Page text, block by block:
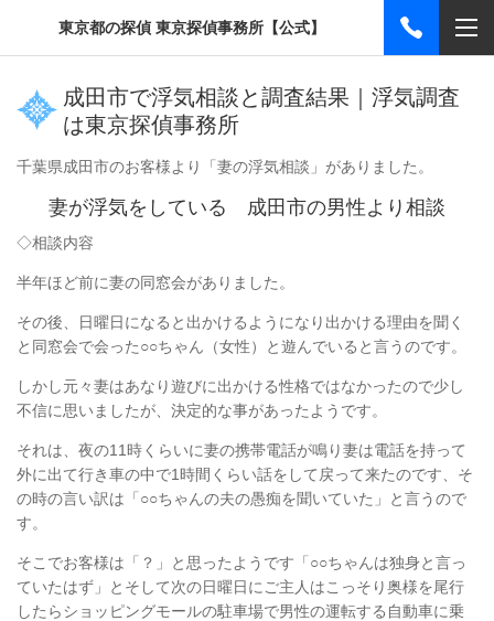
東京都の探偵 東京探偵事務所【公式】
成田市で浮気相談と調査結果｜浮気調査
は東京探偵事務所
千葉県成田市のお客様より「妻の浮気相談」がありました。
妻が浮気をしている 成田市の男性より相談
◇相談内容
半年ほど前に妻の同窓会がありました。
その後、日曜日になると出かけるようになり出かける理由を聞く
と同窓会で会った○○ちゃん（女性）と遊んでいると言うのです。
しかし元々妻はあなり遊びに出かける性格ではなかったので少し
不信に思いましたが、決定的な事があったようです。
それは、夜の11時くらいに妻の携帯電話が鳴り妻は電話を持って
外に出て行き車の中で1時間くらい話をして戻って来たのです、そ
の時の言い訳は「○○ちゃんの夫の愚痴を聞いていた」と言うので
す。
そこでお客様は「？」と思ったようです「○○ちゃんは独身と言っ
ていたはず」とそして次の日曜日にご主人はこっそり奥様を尾行
したらショッピングモールの駐車場で男性の運転する自動車に乗